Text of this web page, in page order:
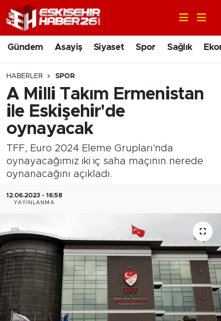
Gündem Asayiş Siyaset Spor Sağlık
HABERLER SPOR
A Milli Takım Ermenistan
ile Eskişehir'de
oynayacak
TFF, Euro 2024 Eleme Grupları'nda
oynayacağımız iki iç saha maçının nerede
oynanacağını açıkladı.
12.06.2023 - 16:58
YAYINLANMA
Gündem
Asayiş
Siyaset
Spor
Sağlık
Ekonomi
Bölge
Teknoloji
Magazin
Dünya
Nöbetçi Eczaneler
Hava Durumu
Trafik Durumu
Süper Lig Puan Durumu ve Fikstür
Tüm Manşetler
Son Dakika Haberleri